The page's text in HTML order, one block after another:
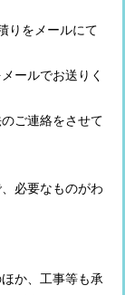
をメールにて
ールでお送りく
ご連絡をさせて
必要なものがわ
か、工事等も承